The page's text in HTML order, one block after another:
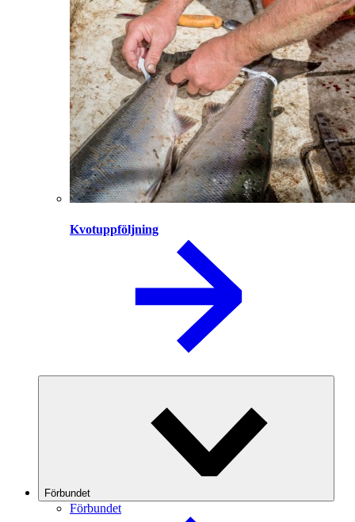
Kvotuppföljning
Förbundet
Förbundet